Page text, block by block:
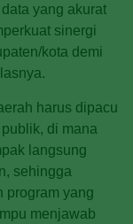
yang akurat
sinergi
kota demi
harus dipacu
di mana
langsung
sehingga
program yang
menjawab